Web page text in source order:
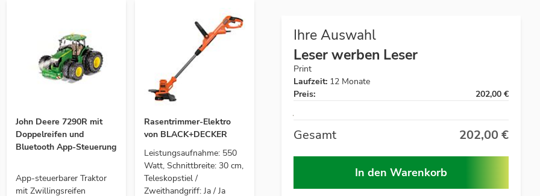
John Deere 7290R mit
Doppelreifen und
Bluetooth App-Steuerung
App-steuerbarer Traktor
mit Zwillingsreifen
Rasentrimmer-Elektro
von BLACK+DECKER
Leistungsaufnahme: 550
Watt, Schnittbreite: 30 cm,
Teleskopstiel /
Zweithandgriff: Ja / Ja
Ihre Auswahl
Leser werben Leser
Print
Laufzeit: 12 Monate
Preis:
202,00 €
Auf
Gesamt 202,00 €
In den Warenkorb